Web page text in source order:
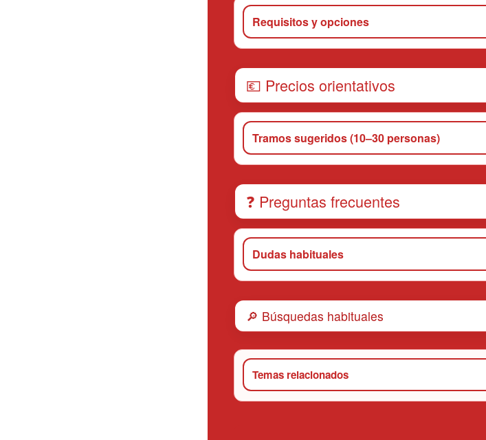
Requisitos y opciones
💶 Precios orientativos
Tramos sugeridos (10–30 personas)
❓ Preguntas frecuentes
Dudas habituales
🔎 Búsquedas habituales
Temas relacionados